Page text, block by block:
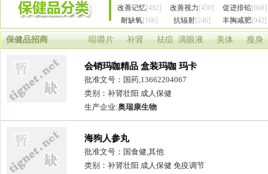
改善记忆[492] 改善视力 [450] 促进排铅[668]
耐缺氧[166] 抗辐射[246] 丰胸减肥[942]
保健品招商 咀嚼片 补肾 祛痘 滴眼液 美体 瘦身
会销玛咖精品 盒装玛咖 玛卡
批准文号：国药,13662204067
类别：补肾壮阳 成人保健
生产企业:奥瑞康生物
海狗人参丸
批准文号：国食健,其他
类别：补肾壮阳 成人保健 免疫调节